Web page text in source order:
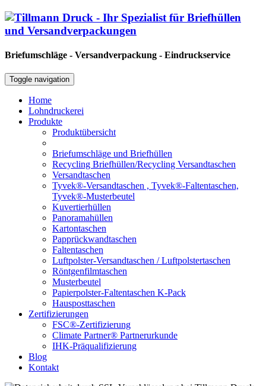
Briefumschläge - Versandverpackung - Eindruckservice
Toggle navigation
Home
Lohndruckerei
Produkte
Produktübersicht
Briefumschläge und Briefhüllen
Recycling Briefhüllen/Recycling Versandtaschen
Versandtaschen
Tyvek®-Versandtaschen , Tyvek®-Faltentaschen,
Tyvek®-Musterbeutel
Kuvertierhüllen
Panoramahüllen
Kartontaschen
Papprückwandtaschen
Faltentaschen
Luftpolster-Versandtaschen / Luftpolstertaschen
Röntgenfilmtaschen
Musterbeutel
Papierpolster-Faltentaschen K-Pack
Hausposttaschen
Zertifizierungen
FSC®-Zertifizierung
Climate Partner® Partnerurkunde
IHK-Präqualifizierung
Blog
Kontakt